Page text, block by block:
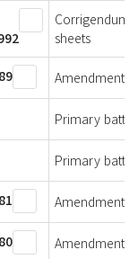
Corrigendum
sheets
Amendment
Primary
Primary
Amendment
Amendment